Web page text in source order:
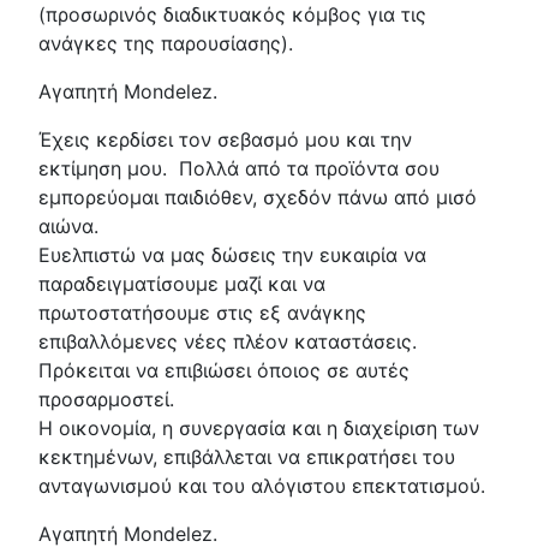
(προσωρινός διαδικτυακός κόμβος για τις
ανάγκες της παρουσίασης).
Αγαπητή Mondelez.
Έχεις κερδίσει τον σεβασμό μου και την
εκτίμηση μου. Πολλά από τα προϊόντα σου
εμπορεύομαι παιδιόθεν, σχεδόν πάνω από μισό
αιώνα.
Ευελπιστώ να μας δώσεις την ευκαιρία να
παραδειγματίσουμε μαζί και να
πρωτοστατήσουμε στις εξ ανάγκης
επιβαλλόμενες νέες πλέον καταστάσεις.
Πρόκειται να επιβιώσει όποιος σε αυτές
προσαρμοστεί.
Η οικονομία, η συνεργασία και η διαχείριση των
κεκτημένων, επιβάλλεται να επικρατήσει του
ανταγωνισμού και του αλόγιστου επεκτατισμού.
Αγαπητή Mondelez.